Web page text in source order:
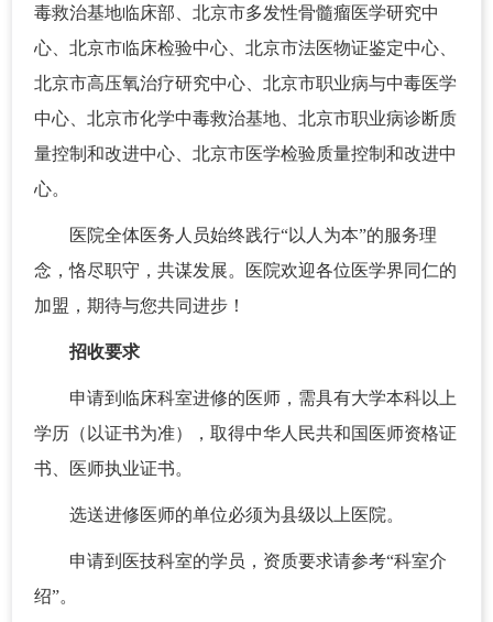
毒救治基地临床部、北京市多发性骨髓瘤医学研究中
心、北京市临床检验中心、北京市法医物证鉴定中心、
北京市高压氧治疗研究中心、北京市职业病与中毒医学
中心、北京市化学中毒救治基地、北京市职业病诊断质
量控制和改进中心、北京市医学检验质量控制和改进中
心。
医院全体医务人员始终践行“以人为本”的服务理
念，恪尽职守，共谋发展。医院欢迎各位医学界同仁的
加盟，期待与您共同进步！
招收要求
申请到临床科室进修的医师，需具有大学本科以上
学历（以证书为准），取得中华人民共和国医师资格证
书、医师执业证书。
选送进修医师的单位必须为县级以上医院。
申请到医技科室的学员，资质要求请参考“科室介
绍”。